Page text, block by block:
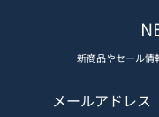
新商品やセール情